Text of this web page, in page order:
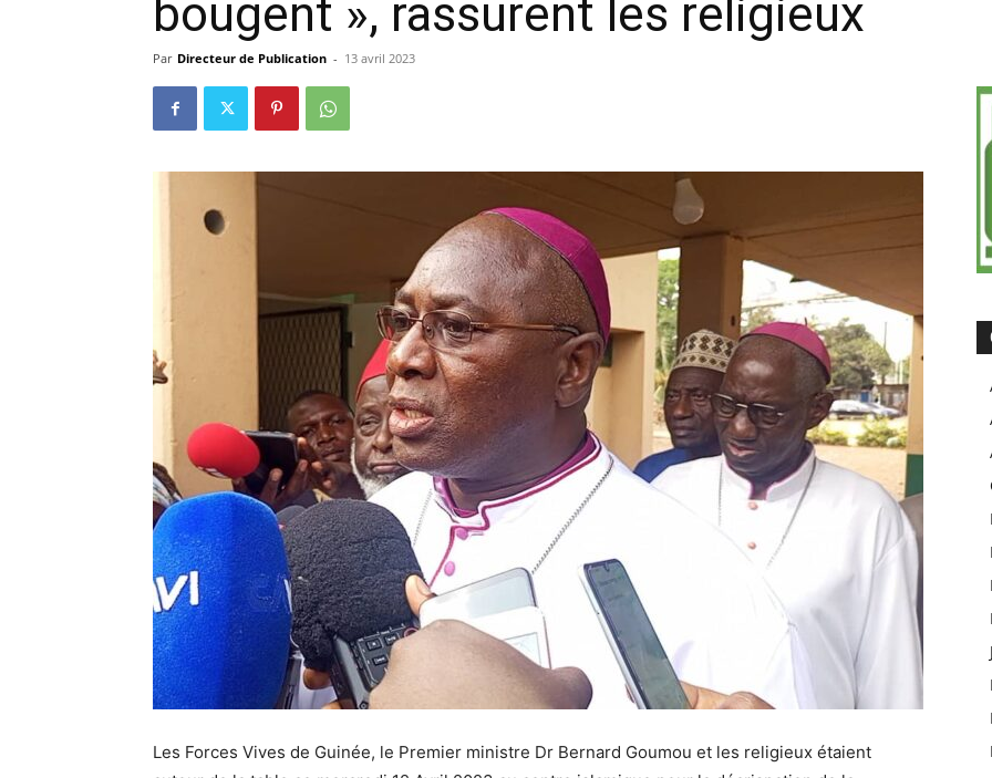
précision
bougent », rassurent les religieux
Par Directeur de Publication - 13 avril 2023
Les Forces Vives de Guinée, le Premier ministre Dr Bernard Goumou et les religieux étaient